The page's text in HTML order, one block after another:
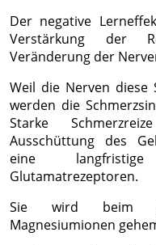
Der negative
Verstärkung der
Veränderung der
Weil die Nerven diese
werden die
Starke
Ausschüttung des
eine
Glutamatrezeptoren.
Sie wird beim
Magnesiumionen